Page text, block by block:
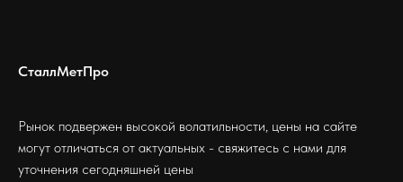
СталлМетПро
Рынок подвержен высокой волатильности, цены на сайте
могут отличаться от актуальных - свяжитесь с нами для
уточнения сегодняшней цены